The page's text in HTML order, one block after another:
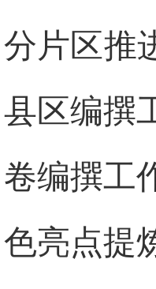
分片区推
县区编撰
卷编撰工
色亮点提